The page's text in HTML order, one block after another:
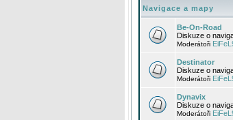
Navigace a mapy
Be-On-Road
Diskuze o
Moderátoři
Destinator
Diskuze o
Moderátoři
Dynavix
Diskuze o
Moderátoři